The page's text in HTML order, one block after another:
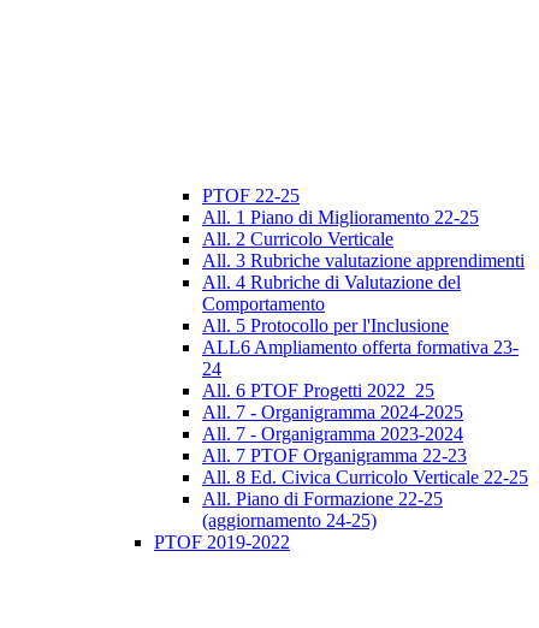
PTOF 22-25
All. 1 Piano di Miglioramento 22-25
All. 2 Curricolo Verticale
All. 3 Rubriche valutazione apprendimenti
All. 4 Rubriche di Valutazione del
Comportamento
All. 5 Protocollo per l'Inclusione
ALL6 Ampliamento offerta formativa 23-
24
All. 6 PTOF Progetti 2022_25
All. 7 - Organigramma 2024-2025
All. 7 - Organigramma 2023-2024
All. 7 PTOF Organigramma 22-23
All. 8 Ed. Civica Curricolo Verticale 22-25
All. Piano di Formazione 22-25
(aggiornamento 24-25)
PTOF 2019-2022